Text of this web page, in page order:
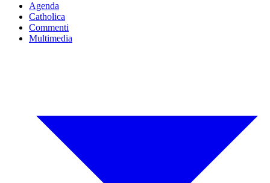
Agenda
Catholica
Commenti
Multimedia